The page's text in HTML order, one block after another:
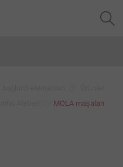
MOLA maşaları